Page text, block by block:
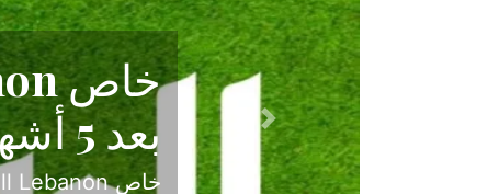
حكاية
الدرجة
بعد موسم حافل
Previous